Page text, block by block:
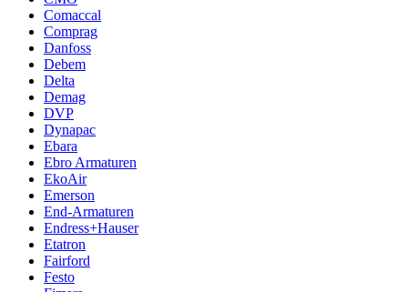
Comaccal
Comprag
Danfoss
Debem
Delta
Demag
DVP
Dynapac
Ebara
Ebro Armaturen
EkoAir
Emerson
End-Armaturen
Endress+Hauser
Etatron
Fairford
Festo